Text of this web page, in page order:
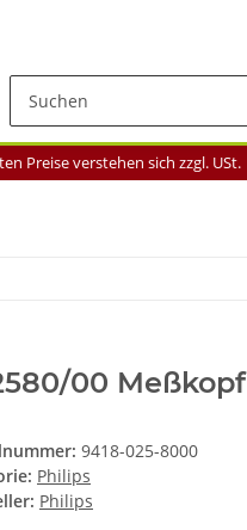
Preise verstehen sich zzgl. USt.
00 Meßkopf
9418-025-8000
Philips
Philips